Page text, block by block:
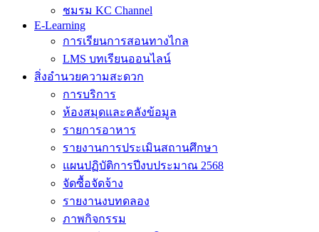
ชมรม KC Channel
E-Learning
การเรียนการสอนทางไกล
LMS บทเรียนออนไลน์
สิ่งอำนวยความสะดวก
การบริการ
ห้องสมุดและคลังข้อมูล
รายการอาหาร
รายงานการประเมินสถานศึกษา
แผนปฏิบัติการปีงบประมาณ 2568
จัดซื้อจัดจ้าง
รายงานงบทดลอง
ภาพกิจกรรม